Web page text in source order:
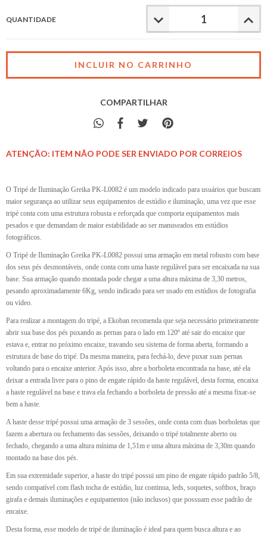
QUANTIDADE
COMPARTILHAR
ATENÇÃO: ITEM NÃO PODE SER ENVIADO POR CORREIOS
O Tripé de Iluminação Greika PK-L0082 é um modelo indicado para usuários que buscam
maior segurança ao utilizar seus equipamentos de estúdio e iluminação, uma vez que esse
tripé conta com uma estrutura robusta e reforçada que comporta equipamentos mais
pesados e que demandam de maior estabilidade ao ser manuseados em estúdios
fotográficos.
O Tripé de Iluminação Greika PK-L0082 possui uma armação em metal robusto com base
dos seus pés desmontáveis, onde conta com uma haste regulável para ser encaixada na sua
base. Sua armação quando montada pode chegar a uma altura máxima de 3,30 metros,
pesando aproximadamente 6Kg, sendo indicado para ser usado em estúdios de fotografia
ou vídeo.
Para realizar a montagem do tripé, a Ekoban recomenda que seja necessário primeiramente
abrir sua base dos pés puxando as pernas para o lado em 120º até sair do encaixe que
estava e, entrar no próximo encaixe, travando seu sistema de forma aberta, formando a
estrutura de base do tripé. Da mesma maneira, para fechá-lo, deve puxar suas pernas
voltando para o encaixe anterior. Após isso, abre a borboleta encontrada na base, até ela
deixar a entrada livre para o pino de engate rápido da haste regulável, desta forma, encaixa
a haste regulável na base e trava ela fechando a borboleta de pressão até a mesma fixar-se
bem a haste.
A haste desse tripé possui uma armação de 3 sessões, onde conta com duas borboletas que
fazem a abertura ou fechamento das sessões, deixando o tripé totalmente aberto ou
fechado, chegando a uma altura mínima de 1,51m e uma altura máxima de 3,30m quando
montado na base dos pés.
Em sua extremidade superior, a haste do tripé possui um pino de engate rápido padrão 5/8,
sendo compatível com flash tocha de estúdio, luz continua, leds, soquetes, softbox, braço
girafa e demais iluminações e equipamentos (não inclusos) que possuam esse padrão de
encaixe.
Desta forma, esse modelo de tripé de iluminação é ideal para quem busca altura e ao